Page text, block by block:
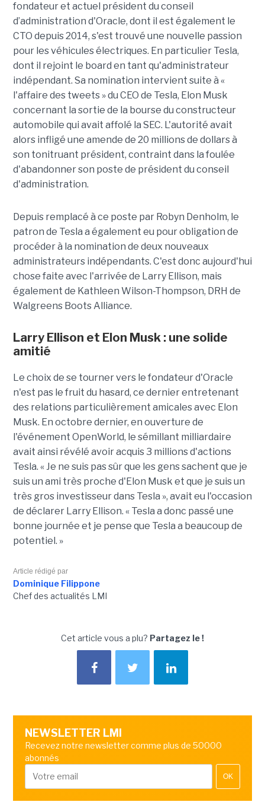
fondateur et actuel président du conseil
d’administration d'Oracle, dont il est également le
CTO depuis 2014, s'est trouvé une nouvelle passion
pour les véhicules électriques. En particulier Tesla,
dont il rejoint le board en tant qu'administrateur
indépendant. Sa nomination intervient suite à «
l'affaire des tweets » du CEO de Tesla, Elon Musk
concernant la sortie de la bourse du constructeur
automobile qui avait affolé la SEC. L'autorité avait
alors infligé une amende de 20 millions de dollars à
son tonitruant président, contraint dans la foulée
d'abandonner son poste de président du conseil
d'administration.
Depuis remplacé à ce poste par Robyn Denholm, le
patron de Tesla a également eu pour obligation de
procéder à la nomination de deux nouveaux
administrateurs indépendants. C'est donc aujourd'hui
chose faite avec l'arrivée de Larry Ellison, mais
également de Kathleen Wilson-Thompson, DRH de
Walgreens Boots Alliance.
Larry Ellison et Elon Musk : une solide
amitié
Le choix de se tourner vers le fondateur d'Oracle
n'est pas le fruit du hasard, ce dernier entretenant
des relations particulièrement amicales avec Elon
Musk. En octobre dernier, en ouverture de
l'événement OpenWorld, le sémillant milliardaire
avait ainsi révélé avoir acquis 3 millions d'actions
Tesla. « Je ne suis pas sûr que les gens sachent que je
suis un ami très proche d'Elon Musk et que je suis un
très gros investisseur dans Tesla », avait eu l'occasion
de déclarer Larry Ellison. « Tesla a donc passé une
bonne journée et je pense que Tesla a beaucoup de
potentiel. »
Article rédigé par
Dominique Filippone
Chef des actualités LMI
Cet article vous a plu? Partagez le !
NEWSLETTER LMI
Recevez notre newsletter comme plus de 50000
abonnés
OK